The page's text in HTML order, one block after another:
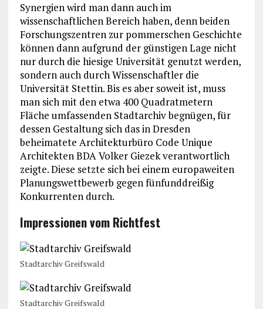
Synergien wird man dann auch im
wissenschaftlichen Bereich haben, denn beiden
Forschungszentren zur pommerschen Geschichte
können dann aufgrund der günstigen Lage nicht
nur durch die hiesige Universität genutzt werden,
sondern auch durch Wissenschaftler die
Universität Stettin. Bis es aber soweit ist, muss
man sich mit den etwa 400 Quadratmetern
Fläche umfassenden Stadtarchiv begnügen, für
dessen Gestaltung sich das in Dresden
beheimatete Architekturbüro Code Unique
Architekten BDA Volker Giezek verantwortlich
zeigte. Diese setzte sich bei einem europaweiten
Planungswettbewerb gegen fünfunddreißig
Konkurrenten durch.
Impressionen vom Richtfest
Stadtarchiv Greifswald
Stadtarchiv Greifswald